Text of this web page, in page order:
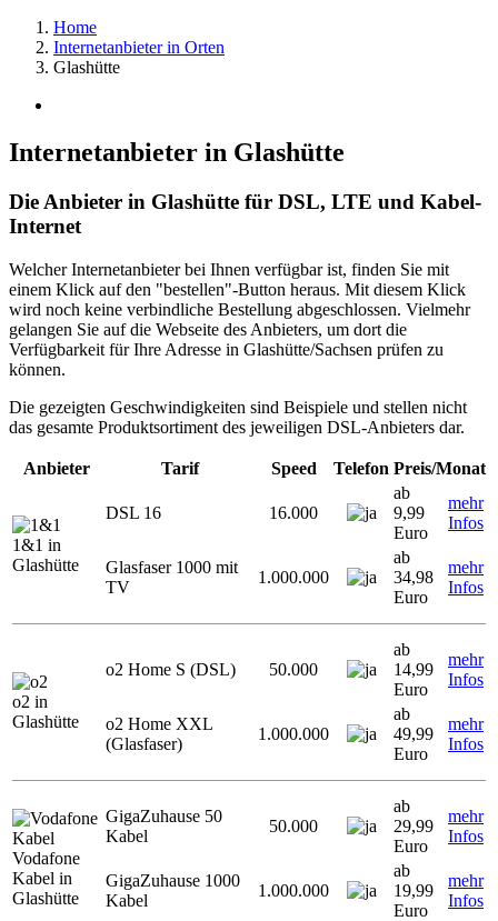
Home
Internetanbieter in Orten
Glashütte
Internetanbieter in Glashütte
Die Anbieter in Glashütte für DSL, LTE und Kabel-
Internet
Welcher Internetanbieter bei Ihnen verfügbar ist, finden Sie mit
einem Klick auf den "bestellen"-Button heraus. Mit diesem Klick
wird noch keine verbindliche Bestellung abgeschlossen. Vielmehr
gelangen Sie auf die Webseite des Anbieters, um dort die
Verfügbarkeit für Ihre Adresse in Glashütte/Sachsen prüfen zu
können.
Die gezeigten Geschwindigkeiten sind Beispiele und stellen nicht
das gesamte Produktsortiment des jeweiligen DSL-Anbieters dar.
Anbieter Tarif Speed Telefon Preis/Monat
1&1 in
Glashütte
DSL 16 16.000
ab
9,99
Euro
mehr
Infos
Glasfaser 1000 mit
TV
1.000.000
ab
34,98
Euro
mehr
Infos
o2 in
Glashütte
o2 Home S (DSL) 50.000
ab
14,99
Euro
mehr
Infos
o2 Home XXL
(Glasfaser)
1.000.000
ab
49,99
Euro
mehr
Infos
Vodafone
Kabel in
Glashütte
GigaZuhause 50
Kabel
50.000
ab
29,99
Euro
mehr
Infos
GigaZuhause 1000
Kabel
1.000.000
ab
19,99
Euro
mehr
Infos